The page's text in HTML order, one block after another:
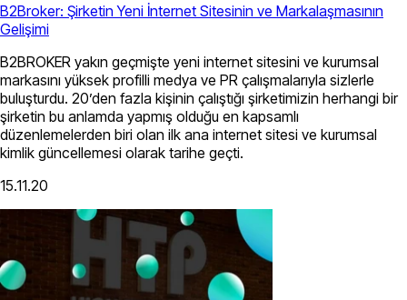
B2Broker: Şirketin Yeni İnternet Sitesinin ve Markalaşmasının
Gelişimi
B2BROKER yakın geçmişte yeni internet sitesini ve kurumsal
markasını yüksek profilli medya ve PR çalışmalarıyla sizlerle
buluşturdu. 20’den fazla kişinin çalıştığı şirketimizin herhangi bir
şirketin bu anlamda yapmış olduğu en kapsamlı
düzenlemelerden biri olan ilk ana internet sitesi ve kurumsal
kimlik güncellemesi olarak tarihe geçti.
15.11.20